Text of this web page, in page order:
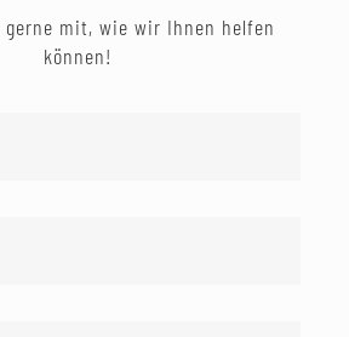
gerne mit, wie wir Ihnen helfen
können!